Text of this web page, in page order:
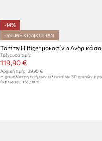
-14%
-5% ΜΕ ΚΩΔΙΚΟ: TAN
Τρέχουσα τιμή:
119,90 €
Αρχική τιμή: 139,90 €
Η χαμηλότερη τιμή των τελευταίων 30 ημερών προ
έκπτωσης: 139,90 €